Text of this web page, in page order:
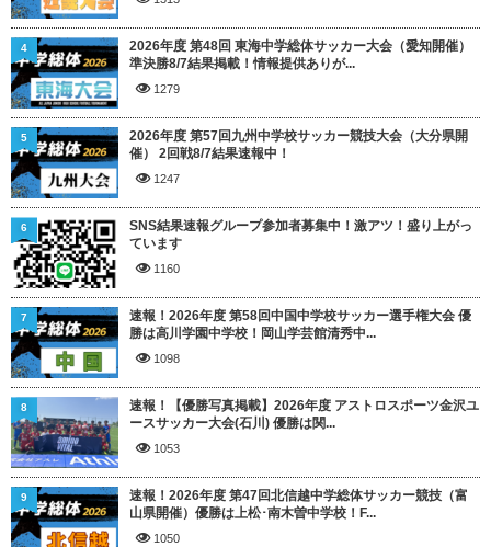
2026年度 第48回 東海中学総体サッカー大会（愛知開催）
準決勝8/7結果掲載！情報提供ありが...
1279
4
2026年度 第57回九州中学校サッカー競技大会（大分県開
催） 2回戦8/7結果速報中！
1247
5
SNS結果速報グループ参加者募集中！激アツ！盛り上がっ
ています
1160
6
速報！2026年度 第58回中国中学校サッカー選手権大会 優
勝は高川学園中学校！岡山学芸館清秀中...
1098
7
速報！【優勝写真掲載】2026年度 アストロスポーツ金沢ユ
ースサッカー大会(石川) 優勝は関...
1053
8
速報！2026年度 第47回北信越中学総体サッカー競技（富
山県開催）優勝は上松･南木曽中学校！F...
1050
9